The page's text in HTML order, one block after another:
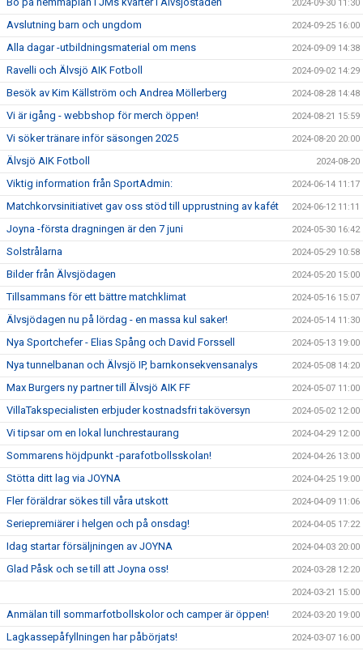
2024-09-30 11:30
Avslutning barn och ungdom 2024-09-25 16:00
Alla dagar -utbildningsmaterial om mens 2024-09-09 14:38
Ravelli och Älvsjö AIK Fotboll 2024-09-02 14:29
Besök av Kim Källström och Andrea Möllerberg 2024-08-28 14:48
Vi är igång - webbshop för merch öppen! 2024-08-21 15:59
Vi söker tränare inför säsongen 2025 2024-08-20 20:00
Älvsjö AIK Fotboll 2024-08-20
Viktig information från SportAdmin: 2024-06-14 11:17
Matchkorvsinitiativet gav oss stöd till upprustning av kafét 2024-06-12 11:11
Joyna -första dragningen är den 7 juni 2024-05-30 16:42
Solstrålarna 2024-05-29 10:58
Bilder från Älvsjödagen 2024-05-20 15:00
Tillsammans för ett bättre matchklimat 2024-05-16 15:07
Älvsjödagen nu på lördag - en massa kul saker! 2024-05-14 11:30
Nya Sportchefer - Elias Spång och David Forssell 2024-05-13 19:00
Nya tunnelbanan och Älvsjö IP, barnkonsekvensanalys 2024-05-08 14:20
Max Burgers ny partner till Älvsjö AIK FF 2024-05-07 11:00
VillaTakspecialisten erbjuder kostnadsfri taköversyn 2024-05-02 12:00
Vi tipsar om en lokal lunchrestaurang 2024-04-29 12:00
Sommarens höjdpunkt -parafotbollsskolan! 2024-04-26 13:00
Stötta ditt lag via JOYNA 2024-04-25 19:00
Fler föräldrar sökes till våra utskott 2024-04-09 11:06
Seriepremiärer i helgen och på onsdag! 2024-04-05 17:22
Idag startar försäljningen av JOYNA 2024-04-03 20:00
Glad Påsk och se till att Joyna oss! 2024-03-28 12:20
2024-03-21 15:00
Anmälan till sommarfotbollskolor och camper är öppen! 2024-03-20 19:00
Lagkassepåfyllningen har påbörjats! 2024-03-07 16:00